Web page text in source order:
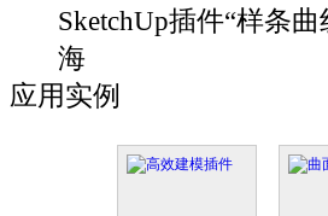
SketchUp插件“样条
海
应用实例